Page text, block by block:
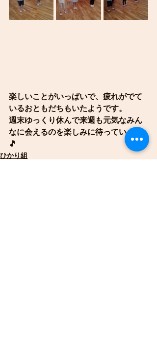
楽しいことがいっぱいで、疲れがでて
いるおともだちもいたようです。
週末ゆっくり休んで来週も元気なみん
なに会えるのを楽しみに待っています
🎵
ひかり組